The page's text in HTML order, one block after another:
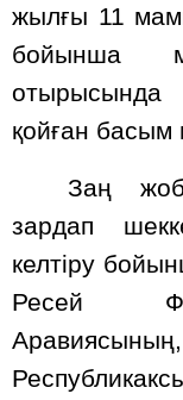
жылғы 11
бойынша
қойған басым
Заң
зардап
келтіру
Ресей